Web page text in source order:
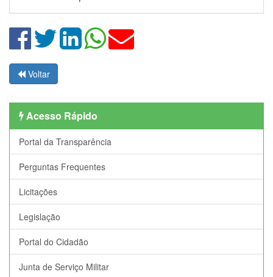
Voltar
Acesso Rápido
Portal da Transparência
Perguntas Frequentes
Licitações
Legislação
Portal do Cidadão
Junta de Serviço Militar